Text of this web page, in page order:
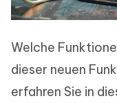
Welche
dieser neuen
erfahren Sie in